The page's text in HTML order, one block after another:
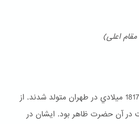
اعلی)
حضرت بهاءالله در سال 1817 ميلادي در طهران متولد شدند. از
در آن حضرت ظاهر بود. ایشان در